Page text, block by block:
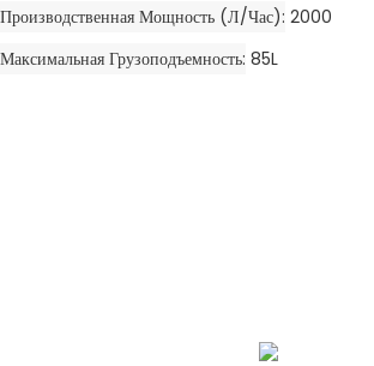
Производственная Мощность (л/час) 2000
Максимальная Грузоподъемность 85L